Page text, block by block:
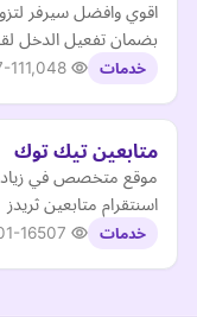
اقوي وافضل سيرفر
بضمان تفعيل الدخل
خدمات 11
متابعين تيك توك
موقع متخصص في زيادة
اسنتقرام متابعين ثريدز
خدمات 16